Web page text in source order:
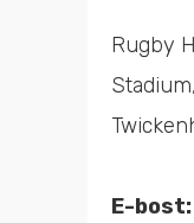
Rugby
E-bost: